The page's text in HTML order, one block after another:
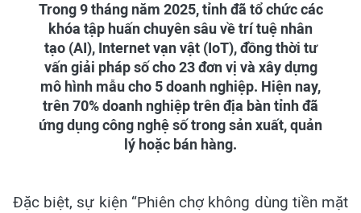
Trong 9 tháng năm 2025, tỉnh đã tổ chức các
khóa tập huấn chuyên sâu về trí tuệ nhân
tạo (AI), Internet vạn vật (IoT), đồng thời tư
vấn giải pháp số cho 23 đơn vị và xây dựng
mô hình mẫu cho 5 doanh nghiệp. Hiện nay,
trên 70% doanh nghiệp trên địa bàn tỉnh đã
ứng dụng công nghệ số trong sản xuất, quản
lý hoặc bán hàng.
Đặc biệt, sự kiện “Phiên chợ không dùng tiền mặt